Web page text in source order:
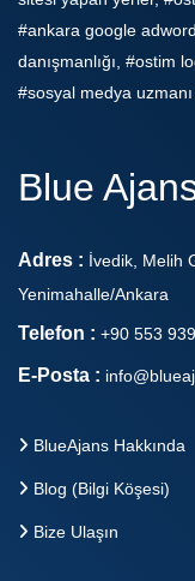
#ankara google
danışmanlığı, #ostim
#sosyal medya
Blue
Adres : İvedik, Melih
Yenimahalle/Ankara
Telefon : +90 553
E-Posta :
BlueAjans Hakkında
Blog (Bilgi Köşesi)
Bize Ulaşın